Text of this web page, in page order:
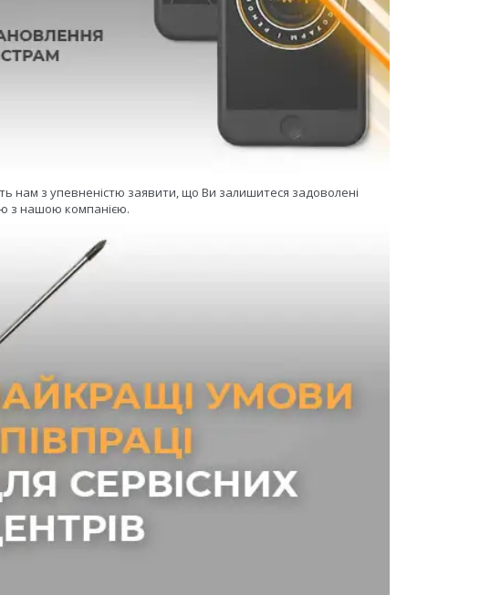
нам з упевненістю заявити, що Ви залишитеся задоволені
з нашою компанією.